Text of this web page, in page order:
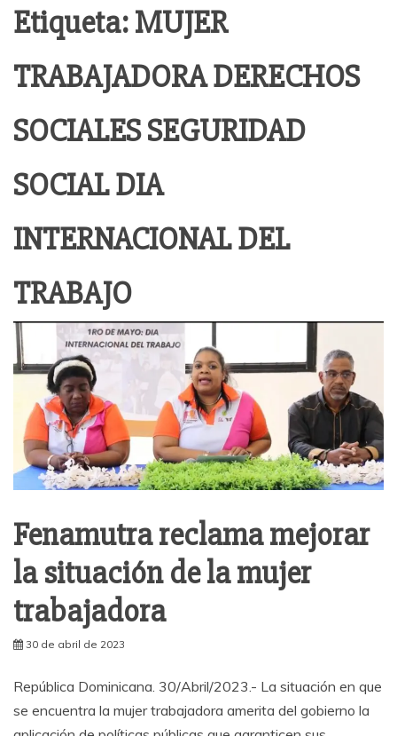
Etiqueta:MUJER
TRABAJADORA DERECHOS
SOCIALES SEGURIDAD
SOCIAL DIA
INTERNACIONAL DEL
TRABAJO
Fenamutra reclama mejorar
la situación de la mujer
trabajadora
30 de abril de 2023
República Dominicana. 30/Abril/2023.- La situación en que
se encuentra la mujer trabajadora amerita del gobierno la